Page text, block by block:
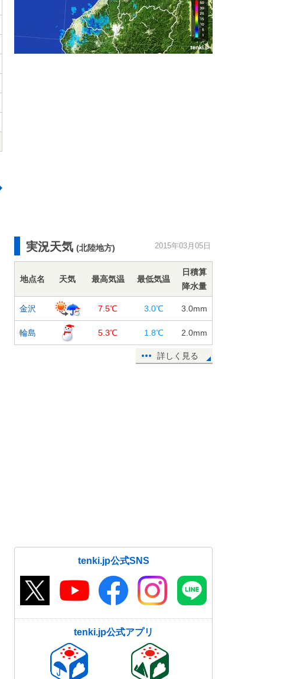
実況天気 (北陸地方) 2015年03月05日
地点名 天気 最高気温 最低気温
日積算
降水量
金沢 7.5℃ 3.0℃ 3.0mm
輪島 5.3℃ 1.8℃ 2.0mm
詳しく見る
tenki.jp公式SNS
tenki.jp公式アプリ